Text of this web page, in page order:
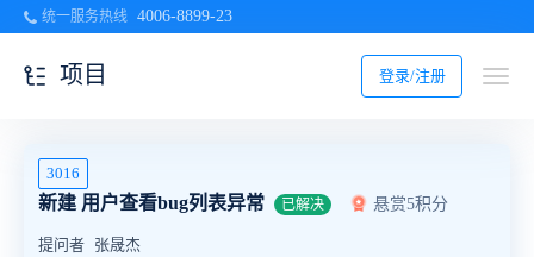
统一服务热线 4006-8899-23
登录/注册
项目
3016
新建 用户查看bug列表异常 已解决 悬赏5积分
提问者 张晟杰